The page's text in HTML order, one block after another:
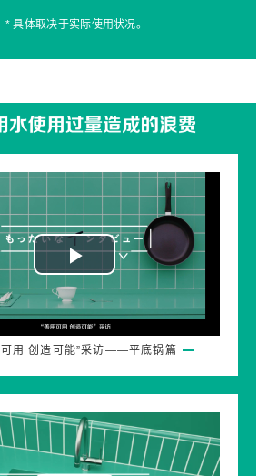
* 具体取决于实际使用状况。
Play
Video
可用 创造可能”采访——平底锅篇